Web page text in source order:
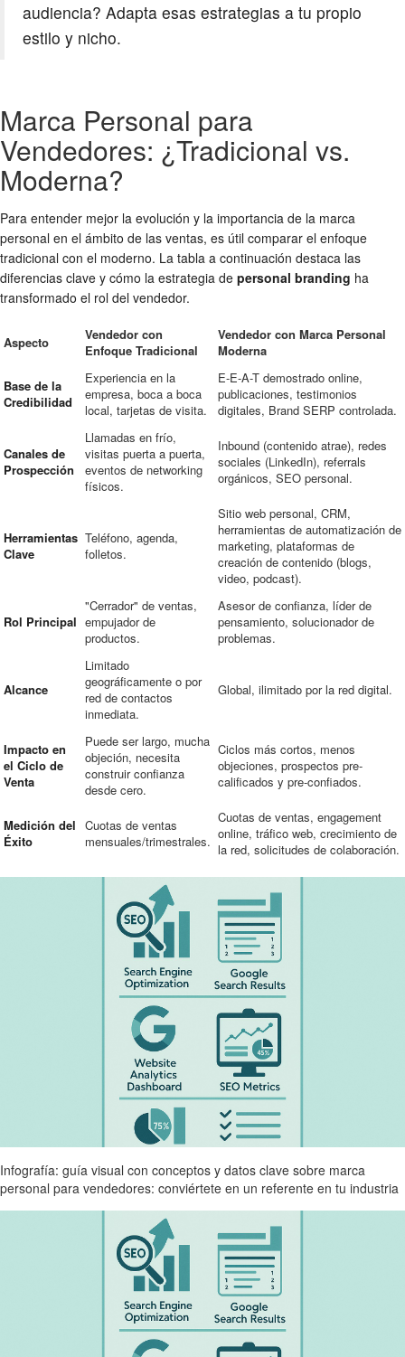
audiencia? Adapta esas estrategias a tu propio
estilo y nicho.
Marca Personal para
Vendedores: ¿Tradicional vs.
Moderna?
Para entender mejor la evolución y la importancia de la marca
personal en el ámbito de las ventas, es útil comparar el enfoque
tradicional con el moderno. La tabla a continuación destaca las
diferencias clave y cómo la estrategia de personal branding ha
transformado el rol del vendedor.
Aspecto
Vendedor con
Enfoque Tradicional
Vendedor con Marca Personal
Moderna
Base de la
Credibilidad
Experiencia en la
empresa, boca a boca
local, tarjetas de visita.
E-E-A-T demostrado online,
publicaciones, testimonios
digitales, Brand SERP controlada.
Canales de
Prospección
Llamadas en frío,
visitas puerta a puerta,
eventos de networking
físicos.
Inbound (contenido atrae), redes
sociales (LinkedIn), referrals
orgánicos, SEO personal.
Herramientas
Clave
Teléfono, agenda,
folletos.
Sitio web personal, CRM,
herramientas de automatización de
marketing, plataformas de
creación de contenido (blogs,
video, podcast).
Rol Principal
"Cerrador" de ventas,
empujador de
productos.
Asesor de confianza, líder de
pensamiento, solucionador de
problemas.
Alcance
Limitado
geográficamente o por
red de contactos
inmediata.
Global, ilimitado por la red digital.
Impacto en
el Ciclo de
Venta
Puede ser largo, mucha
objeción, necesita
construir confianza
desde cero.
Ciclos más cortos, menos
objeciones, prospectos pre-
calificados y pre-confiados.
Medición del
Éxito
Cuotas de ventas
mensuales/trimestrales.
Cuotas de ventas, engagement
online, tráfico web, crecimiento de
la red, solicitudes de colaboración.
Infografía: guía visual con conceptos y datos clave sobre marca
personal para vendedores: conviértete en un referente en tu industria